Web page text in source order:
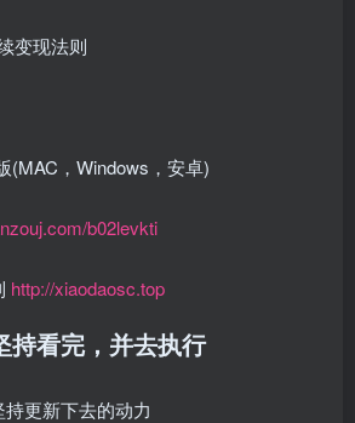
变现法则
(MAC，Windows，安卓)
b02levkti
http://xiaodaosc.top
持看完，并去执行
更新下去的动力